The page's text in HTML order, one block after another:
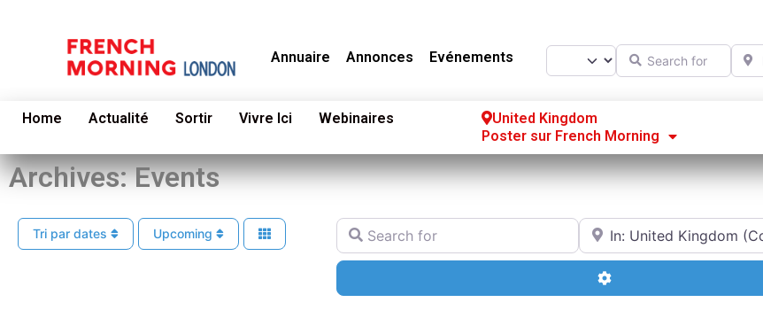
Annuaire Annonces Evénements Select search type
Search for Near
Home Actualité Sortir Vivre Ici Webinaires
United Kingdom
Poster sur French Morning
Archives: Events
Tri par dates Upcoming
Search for Near
Advanced Filters